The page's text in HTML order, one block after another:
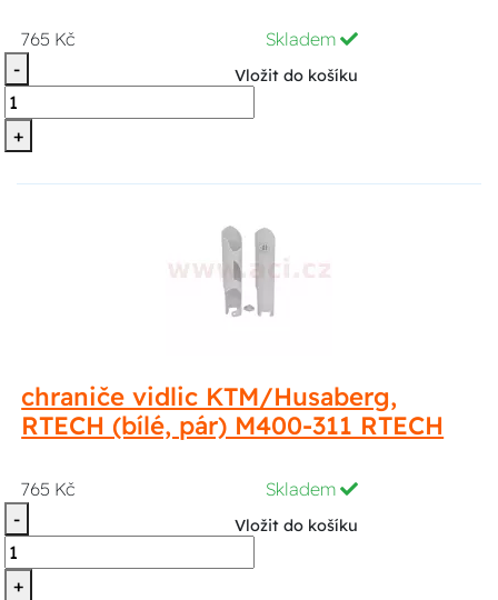
765 Kč
Skladem
-
+
Vložit do košíku
chraniče vidlic KTM/Husaberg,
RTECH (bílé, pár) M400-311 RTECH
765 Kč
Skladem
-
+
Vložit do košíku